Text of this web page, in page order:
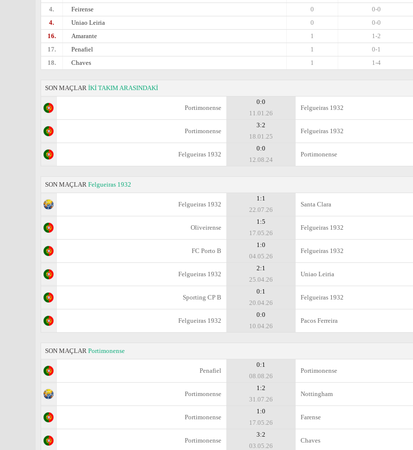
4.
Feirense 0-0
0
4.
Uniao Leiria 0-0
0
16.
Amarante 1-2
1
17.
Penafiel 0-1
1
18.
Chaves 1-4
1
SON MAÇLAR İKİ TAKIM ARASINDAKİ
Portimonense
0:0
11.01.26
Felgueiras 1932
Portimonense
3:2
18.01.25
Felgueiras 1932
Felgueiras 1932
0:0
12.08.24
Portimonense
SON MAÇLAR Felgueiras 1932
Felgueiras 1932
1:1
22.07.26
Santa Clara
Oliveirense
1:5
17.05.26
Felgueiras 1932
FC Porto B
1:0
04.05.26
Felgueiras 1932
Felgueiras 1932
2:1
25.04.26
Uniao Leiria
Sporting CP B
0:1
20.04.26
Felgueiras 1932
Felgueiras 1932
0:0
10.04.26
Pacos Ferreira
SON MAÇLAR Portimonense
Penafiel
0:1
08.08.26
Portimonense
Portimonense
1:2
31.07.26
Nottingham
Portimonense
1:0
17.05.26
Farense
Portimonense
3:2
03.05.26
Chaves